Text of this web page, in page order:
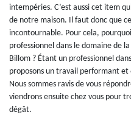
intempéries. C’est aussi cet item
de notre maison. Il faut donc que
incontournable. Pour cela,
professionnel dans le domaine de
Billom ? Étant un professionnel
proposons un travail performant
Nous sommes ravis de vous
viendrons ensuite chez vous pour
dégât.